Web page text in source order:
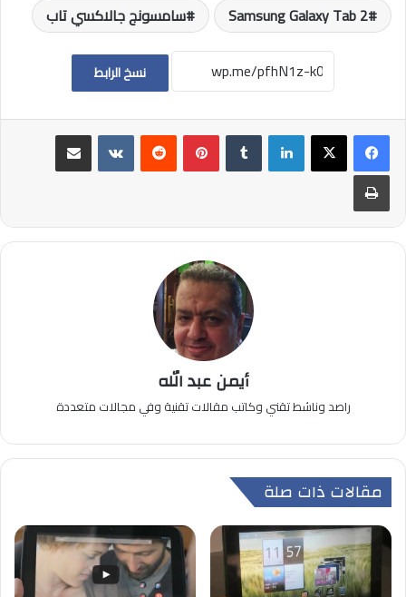
Samsung Galaxy Tab 2 سامسونج جالاكسي تاب
نسخ الرابط
لينكدإن بينتيريست
مشاركة عبر البريد
طباعة
أيمن عبد الله
راصد وناشط تقني وكاتب مقالات تقنية وفي مجالات متعددة
مقالات ذات صلة